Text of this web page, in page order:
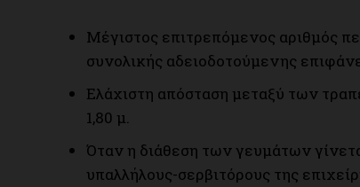
Μέγιστος επιτρεπόμενος αριθμός
συνολικής αδειοδοτούμενης
Ελάχιστη απόσταση μεταξύ των
1,80 μ.
Όταν η διάθεση των γευμάτων
υπαλλήλους-σερβιτόρους της